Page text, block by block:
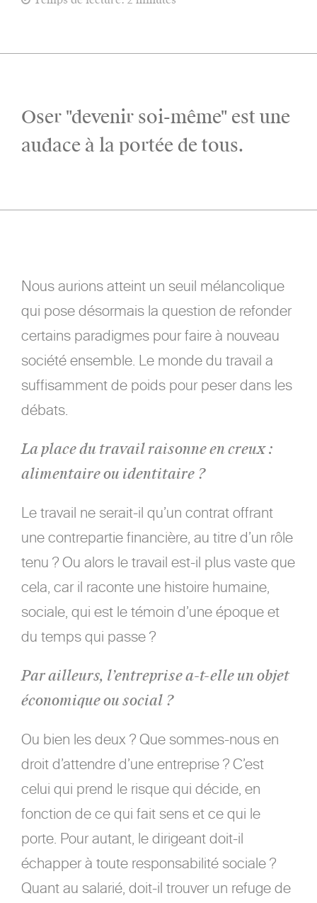
Oser "devenir soi-même" est une
audace à la portée de tous.
Nous aurions atteint un seuil mélancolique
qui pose désormais la question de refonder
certains paradigmes pour faire à nouveau
société ensemble. Le monde du travail a
suffisamment de poids pour peser dans les
débats.
La place du travail raisonne en creux :
alimentaire ou identitaire ?
Le travail ne serait-il qu’un contrat offrant
une contrepartie financière, au titre d’un rôle
tenu ? Ou alors le travail est-il plus vaste que
cela, car il raconte une histoire humaine,
sociale, qui est le témoin d’une époque et
du temps qui passe ?
Par ailleurs, l’entreprise a-t-elle un objet
économique ou social ?
Ou bien les deux ? Que sommes-nous en
droit d’attendre d’une entreprise ? C’est
celui qui prend le risque qui décide, en
fonction de ce qui fait sens et ce qui le
porte. Pour autant, le dirigeant doit-il
échapper à toute responsabilité sociale ?
Quant au salarié, doit-il trouver un refuge de